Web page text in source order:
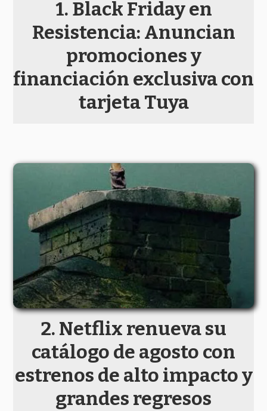
Black Friday en
Resistencia: Anuncian
promociones y
financiación exclusiva con
tarjeta Tuya
Netflix renueva su
catálogo de agosto con
estrenos de alto impacto y
grandes regresos